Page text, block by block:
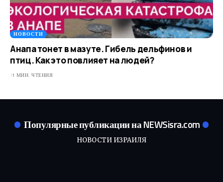
НОВОСТИ
Анапа тонет в мазуте. Гибель дельфинов и
птиц. Как это повлияет на людей?
1 МИН. ЧТЕНИЯ
Популярные публикации на NEWSisra.com
НОВОСТИ ИЗРАИЛЯ